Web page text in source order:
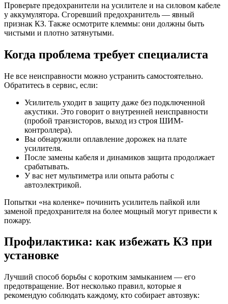
Проверьте предохранители на усилителе и на силовом кабеле
у аккумулятора. Сгоревший предохранитель — явный
признак КЗ. Также осмотрите клеммы: они должны быть
чистыми и плотно затянутыми.
Когда проблема требует специалиста
Не все неисправности можно устранить самостоятельно.
Обратитесь в сервис, если:
Усилитель уходит в защиту даже без подключенной
акустики. Это говорит о внутренней неисправности
(пробой транзисторов, выход из строя ШИМ-
контроллера).
Вы обнаружили оплавление дорожек на плате
усилителя.
После замены кабеля и динамиков защита продолжает
срабатывать.
У вас нет мультиметра или опыта работы с
автоэлектрикой.
Попытки «на коленке» починить усилитель пайкой или
заменой предохранителя на более мощный могут привести к
пожару.
Профилактика: как избежать КЗ при
установке
Лучший способ борьбы с коротким замыканием — его
предотвращение. Вот несколько правил, которые я
рекомендую соблюдать каждому, кто собирает автозвук: